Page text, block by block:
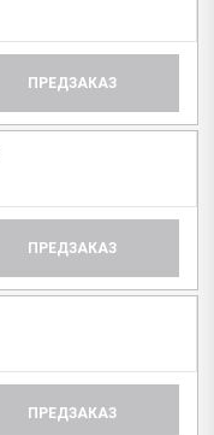
ПРЕДЗАКАЗ
ПРЕДЗАКАЗ
ПРЕДЗАКАЗ